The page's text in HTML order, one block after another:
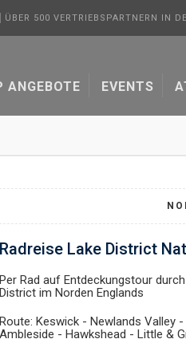
ÜBER 500 VERTRIEBSPARTNERN IN
ANGEBOTE EVENTS
Radreise Lake District
Per Rad auf Entdeckungstour
District im Norden Englands
Route: Keswick - Newlands Valley
Ambleside - Hawkshead - Little &